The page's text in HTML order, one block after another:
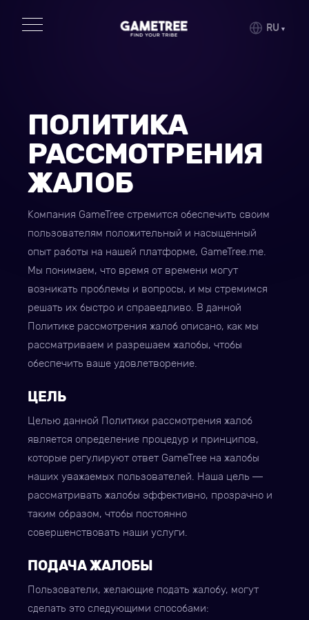
RU
ПОЛИТИКА
РАССМОТРЕНИЯ
ЖАЛОБ
Компания GameTree стремится обеспечить своим
пользователям положительный и насыщенный
опыт работы на нашей платформе, GameTree.me.
Мы понимаем, что время от времени могут
возникать проблемы и вопросы, и мы стремимся
решать их быстро и справедливо. В данной
Политике рассмотрения жалоб описано, как мы
рассматриваем и разрешаем жалобы, чтобы
обеспечить ваше удовлетворение.
ЦЕЛЬ
Целью данной Политики рассмотрения жалоб
является определение процедур и принципов,
которые регулируют ответ GameTree на жалобы
наших уважаемых пользователей. Наша цель —
рассматривать жалобы эффективно, прозрачно и
таким образом, чтобы постоянно
совершенствовать наши услуги.
ПОДАЧА ЖАЛОБЫ
Пользователи, желающие подать жалобу, могут
сделать это следующими способами: